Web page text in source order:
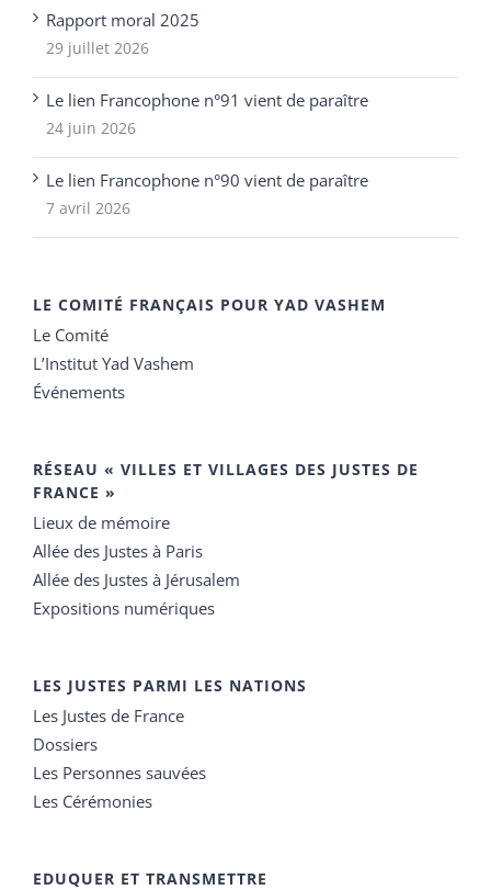
Rapport moral 2025
29 juillet 2026
Le lien Francophone n°91 vient de paraître
24 juin 2026
Le lien Francophone n°90 vient de paraître
7 avril 2026
LE COMITÉ FRANÇAIS POUR YAD VASHEM
Le Comité
L’Institut Yad Vashem
Événements
RÉSEAU « VILLES ET VILLAGES DES JUSTES DE
FRANCE »
Lieux de mémoire
Allée des Justes à Paris
Allée des Justes à Jérusalem
Expositions numériques
LES JUSTES PARMI LES NATIONS
Les Justes de France
Dossiers
Les Personnes sauvées
Les Cérémonies
EDUQUER ET TRANSMETTRE